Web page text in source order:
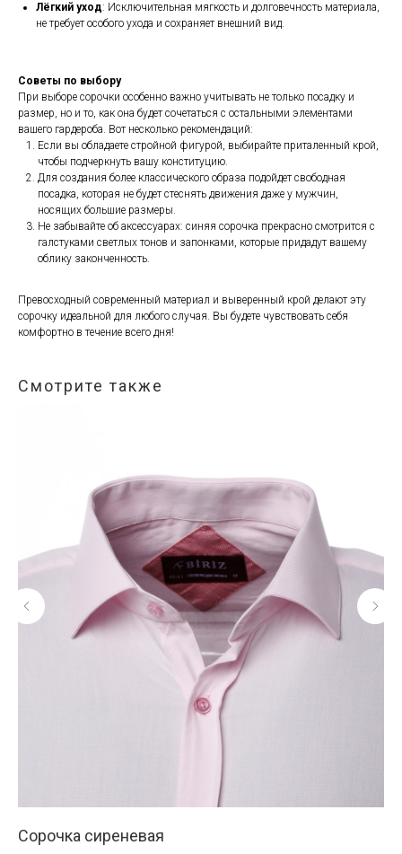
Лёгкий уход: Исключительная мягкость и долговечность материала,
не требует особого ухода и сохраняет внешний вид.
Советы по выбору
При выборе сорочки особенно важно учитывать не только посадку и
размер, но и то, как она будет сочетаться с остальными элементами
вашего гардероба. Вот несколько рекомендаций:
Если вы обладаете стройной фигурой, выбирайте приталенный крой,
чтобы подчеркнуть вашу конституцию.
Для создания более классического образа подойдет свободная
посадка, которая не будет стеснять движения даже у мужчин,
носящих большие размеры.
Не забывайте об аксессуарах: синяя сорочка прекрасно смотрится с
галстуками светлых тонов и запонками, которые придадут вашему
облику законченность.
Превосходный современный материал и выверенный крой делают эту
сорочку идеальной для любого случая. Вы будете чувствовать себя
комфортно в течение всего дня!
Смотрите также
Сорочка сиреневая